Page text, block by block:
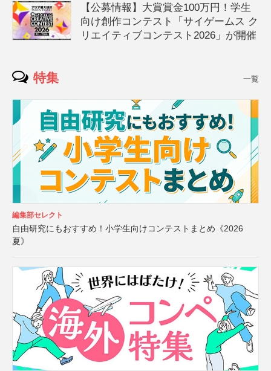
【公募情報】大賞賞金100万円！学生
向け創作コンテスト「サイゲームス ク
リエイティブコンテスト2026」が開催
特集 一覧
編集部セレクト
自由研究にもおすすめ！小学生向けコンテストまとめ《2026
夏》